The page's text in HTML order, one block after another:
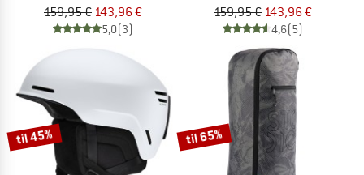
159,95 € 143,96 €
5,0(3)
159,95 € 143,96 €
4,6(5)
til 45% til 65%